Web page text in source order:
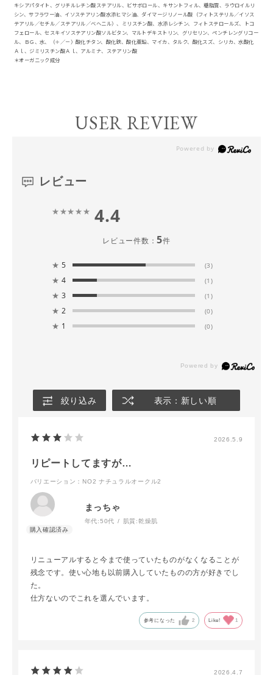
キシアパタイト、グリチルレチン酸ステアリル、ビサボロール、キサントフィル、糖脂質、ラウロイルリ
シン、サフラワー油、イソステアリン酸水添ヒマシ油、ダイマージリノール酸（フィトステリル／イソス
テアリル／セチル／ステアリル／ベヘニル）、ミリスチン酸、水添レシチン、フィトステロールズ、トコ
フェロール、セスキイソステアリン酸ソルビタン、マルトデキストリン、グリセリン、ペンチレングリコー
ル、ＢＧ、水、（＋／－）酸化チタン、酸化鉄、酸化亜鉛、マイカ、タルク、酸化スズ、シリカ、水酸化
Ａｌ、ジミリスチン酸Ａｌ、アルミナ、ステアリン酸
＊オーガニック成分
USER REVIEW
レビュー
4.4
レビュー件数：5件
★ 5 (3)
★ 4 (1)
★ 3 (1)
★ 2 (0)
★ 1 (0)
絞り込み 表示：新しい順
2026.5.9
リピートしてますが…
バリエーション：NO2 ナチュラルオークル2
まっちゃ
年代:50代 肌質:乾燥肌
リニューアルすると今まで使っていたものがなくなることが
残念です。使い心地も以前購入していたものの方が好きでし
た。
仕方ないのでこれを選んでいます。
参考になった 2 Like! 1
2026.4.7